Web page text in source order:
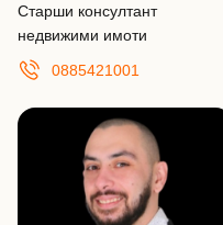
Старши консултант
недвижими имоти
0885421001